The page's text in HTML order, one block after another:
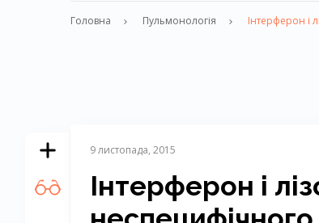
Головна Пульмонологія Інтерферон і
9 листопада, 2015
Інтерферон і